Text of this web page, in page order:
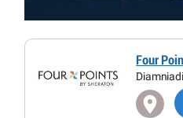
Four